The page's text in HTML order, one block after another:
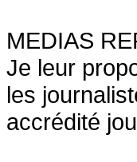
MEDIAS
Je leur
les
accrédité